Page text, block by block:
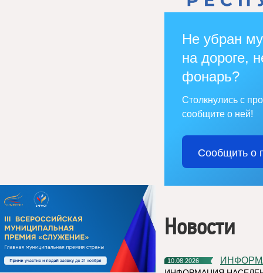
Не убран
на дороге,
фонарь?
Столкнулись с
сообщите о ней!
Сообщить о
Новости
10.08.2026